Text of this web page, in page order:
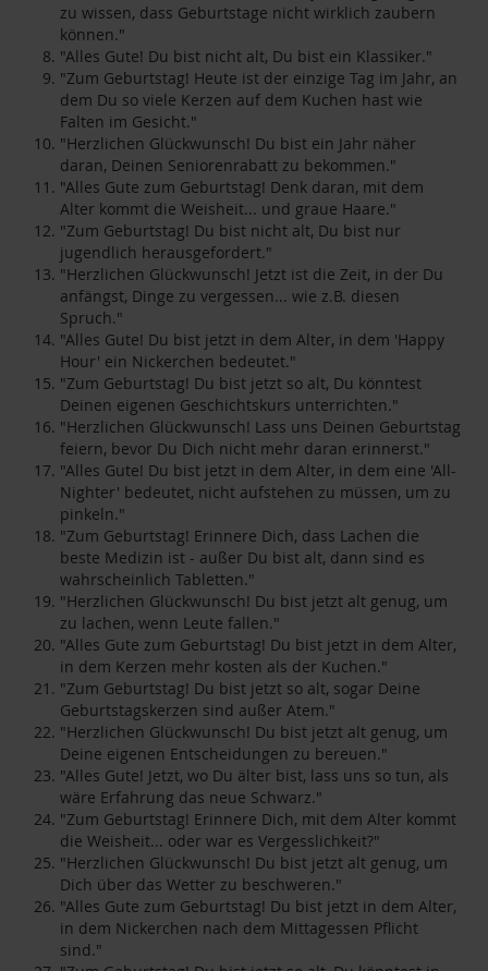
zu wissen, dass Geburtstage nicht wirklich zaubern
können."
"Alles Gute! Du bist nicht alt, Du bist ein Klassiker."
"Zum Geburtstag! Heute ist der einzige Tag im Jahr, an
dem Du so viele Kerzen auf dem Kuchen hast wie
Falten im Gesicht."
"Herzlichen Glückwunsch! Du bist ein Jahr näher
daran, Deinen Seniorenrabatt zu bekommen."
"Alles Gute zum Geburtstag! Denk daran, mit dem
Alter kommt die Weisheit... und graue Haare."
"Zum Geburtstag! Du bist nicht alt, Du bist nur
jugendlich herausgefordert."
"Herzlichen Glückwunsch! Jetzt ist die Zeit, in der Du
anfängst, Dinge zu vergessen... wie z.B. diesen
Spruch."
"Alles Gute! Du bist jetzt in dem Alter, in dem 'Happy
Hour' ein Nickerchen bedeutet."
"Zum Geburtstag! Du bist jetzt so alt, Du könntest
Deinen eigenen Geschichtskurs unterrichten."
"Herzlichen Glückwunsch! Lass uns Deinen Geburtstag
feiern, bevor Du Dich nicht mehr daran erinnerst."
"Alles Gute! Du bist jetzt in dem Alter, in dem eine 'All-
Nighter' bedeutet, nicht aufstehen zu müssen, um zu
pinkeln."
"Zum Geburtstag! Erinnere Dich, dass Lachen die
beste Medizin ist - außer Du bist alt, dann sind es
wahrscheinlich Tabletten."
"Herzlichen Glückwunsch! Du bist jetzt alt genug, um
zu lachen, wenn Leute fallen."
"Alles Gute zum Geburtstag! Du bist jetzt in dem Alter,
in dem Kerzen mehr kosten als der Kuchen."
"Zum Geburtstag! Du bist jetzt so alt, sogar Deine
Geburtstagskerzen sind außer Atem."
"Herzlichen Glückwunsch! Du bist jetzt alt genug, um
Deine eigenen Entscheidungen zu bereuen."
"Alles Gute! Jetzt, wo Du älter bist, lass uns so tun, als
wäre Erfahrung das neue Schwarz."
"Zum Geburtstag! Erinnere Dich, mit dem Alter kommt
die Weisheit... oder war es Vergesslichkeit?"
"Herzlichen Glückwunsch! Du bist jetzt alt genug, um
Dich über das Wetter zu beschweren."
"Alles Gute zum Geburtstag! Du bist jetzt in dem Alter,
in dem Nickerchen nach dem Mittagessen Pflicht
sind."